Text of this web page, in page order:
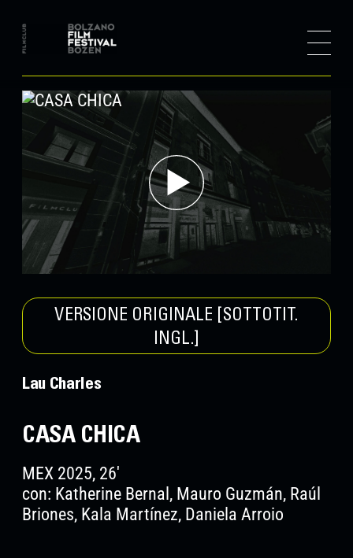
VERSIONE ORIGINALE [SOTTOTIT.
INGL.]
Lau Charles
CASA CHICA
MEX 2025, 26'
con: Katherine Bernal, Mauro Guzmán, Raúl
Briones, Kala Martínez, Daniela Arroio